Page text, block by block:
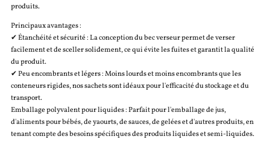
produits.
Principaux avantages :
✔ Étanchéité et sécurité : La conception du bec verseur permet de verser
facilement et de sceller solidement, ce qui évite les fuites et garantit la qualité
du produit.
✔ Peu encombrants et légers : Moins lourds et moins encombrants que les
conteneurs rigides, nos sachets sont idéaux pour l'efficacité du stockage et du
transport.
Emballage polyvalent pour liquides : Parfait pour l'emballage de jus,
d'aliments pour bébés, de yaourts, de sauces, de gelées et d'autres produits, en
tenant compte des besoins spécifiques des produits liquides et semi-liquides.